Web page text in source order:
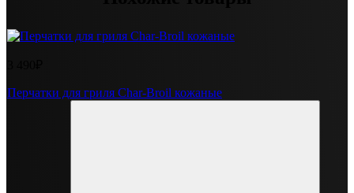
Перчатки для гриля Char-Broil кожаные